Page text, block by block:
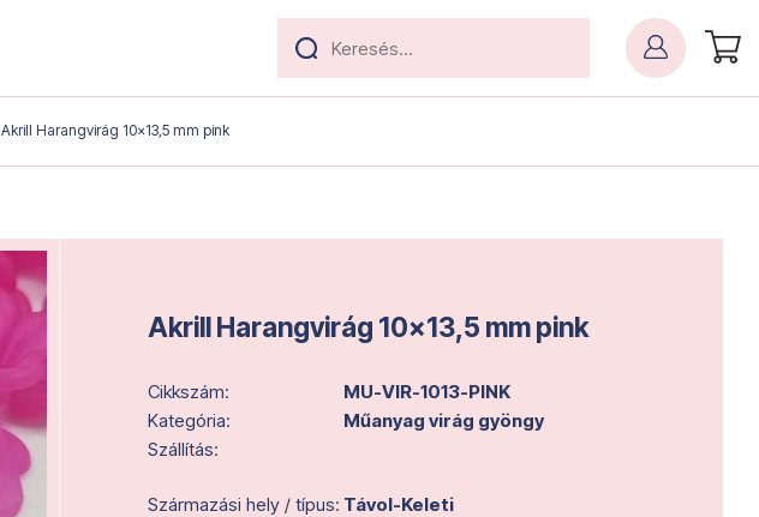
Akrill Harangvirág 10x13,5 mm pink
Akrill Harangvirág 10x13,5 mm pink
Cikkszám:
MU-VIR-1013-PINK
Kategória:
Műanyag virág gyöngy
Szállítás:
Származási hely / típus: Távol-Keleti